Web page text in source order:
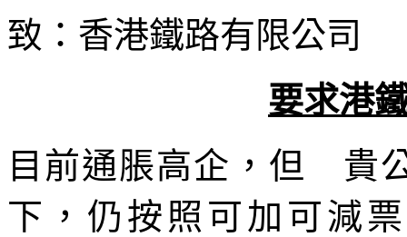
致：香港鐵路有限公司
要求港
目前通脹高企，但 貴
下，仍按照可加可減